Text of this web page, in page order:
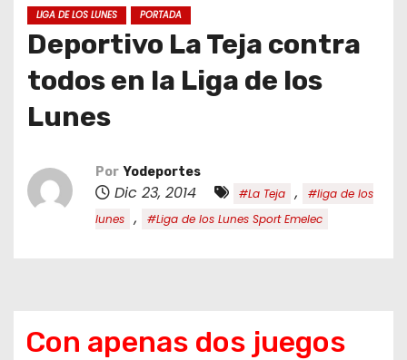
LIGA DE LOS LUNES PORTADA
Deportivo La Teja contra
todos en la Liga de los
Lunes
Por Yodeportes
Dic 23, 2014 #La Teja ,
#liga de los
lunes
, #Liga de los Lunes Sport Emelec
Con apenas dos juegos